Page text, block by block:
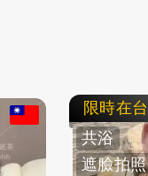
限時在台
共浴
遮臉拍照